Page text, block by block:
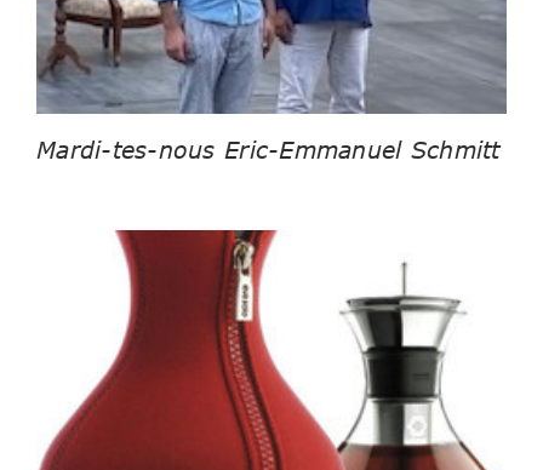
Mardi-tes-nous Eric-Emmanuel Schmitt